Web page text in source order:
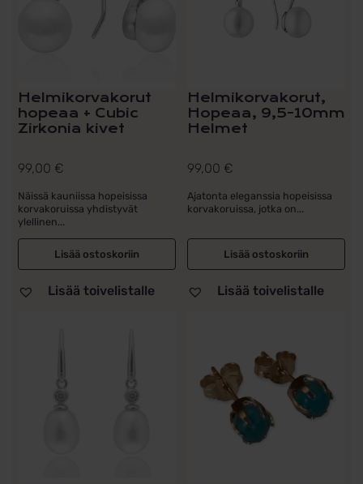
Helmikorvakorut
hopeaa + Cubic
Zirkonia kivet
99,00 €
Näissä kauniissa hopeisissa
korvakoruissa yhdistyvät
ylellinen...
Lisää ostoskoriin
Lisää toivelistalle
Helmikorvakorut,
Hopeaa, 9,5-10mm
Helmet
99,00 €
Ajatonta eleganssia hopeisissa
korvakoruissa, jotka on...
Lisää ostoskoriin
Lisää toivelistalle